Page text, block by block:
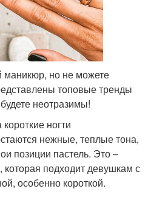
маникюр, но не можете
топовые тренды
неотразимы!
ногти
нежные, теплые тона,
позиции пастель. Это –
которая подходит девушкам с
особенно короткой.